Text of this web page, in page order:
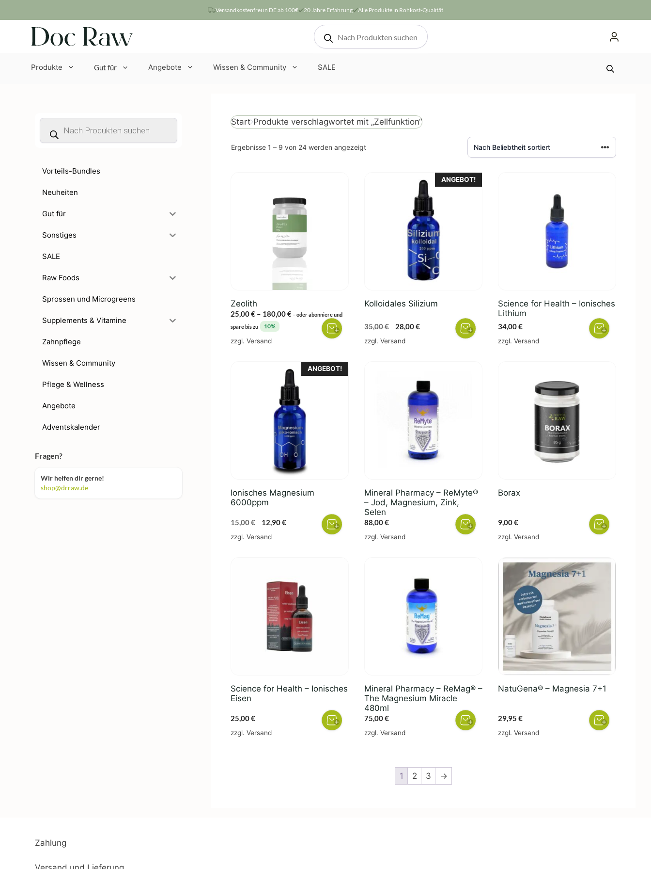
Inhalt
springen
Versandkostenfrei in DE ab 100€ 20 Jahre Erfahrung Alle Produkte in Rohkost-Qualität
Products
search
Produkte Gut für Angebote Wissen & Community SALE
Start Produkte verschlagwortet mit „Zellfunktion“
Ergebnisse 1 – 9 von 24 werden angezeigtNach
Zeolith
25,00€ – 180,00€Preisspanne:
–oder abonniere und
spare bis zu
10%
zzgl. Versand
der
Produktseite
gewählt
ANGEBOT!
Kolloidales Silizium
35,00€
Ursprünglicher
Preis
28,00€Aktueller
zzgl. Versand
Science for Health – Ionisches
Lithium
34,00€
zzgl. Versand
ANGEBOT!
Ionisches Magnesium
6000ppm
15,00€
Ursprünglicher
Preis
12,90€Aktueller
zzgl. Versand
Mineral Pharmacy – ReMyte®
– Jod, Magnesium, Zink,
Selen
88,00€
zzgl. Versand
Borax
9,00€
zzgl. Versand
Science for Health – Ionisches
Eisen
25,00€
zzgl. Versand
Mineral Pharmacy – ReMag® –
The Magnesium Miracle
480ml
75,00€
zzgl. Versand
NatuGena® – Magnesia 7+1
29,95 €
zzgl. Versand
1 2 3 →
Products
search
Vorteils-Bundles
Neuheiten
Gut für
Sonstiges
SALE
Raw Foods
Sprossen und Microgreens
Supplements & Vitamine
Zahnpflege
Wissen & Community
Pflege & Wellness
Angebote
Adventskalender
Fragen?
Wir helfen dir gerne!
shop@drraw.de
Zahlung